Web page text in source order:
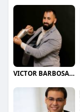
VICTOR BARBOSA QUARANTA